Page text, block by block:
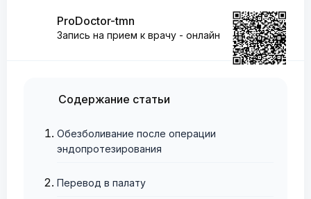
ProDoctor-tmn
Запись на прием к врачу - онлайн
Содержание статьи
Обезболивание после операции
эндопротезирования
Перевод в палату